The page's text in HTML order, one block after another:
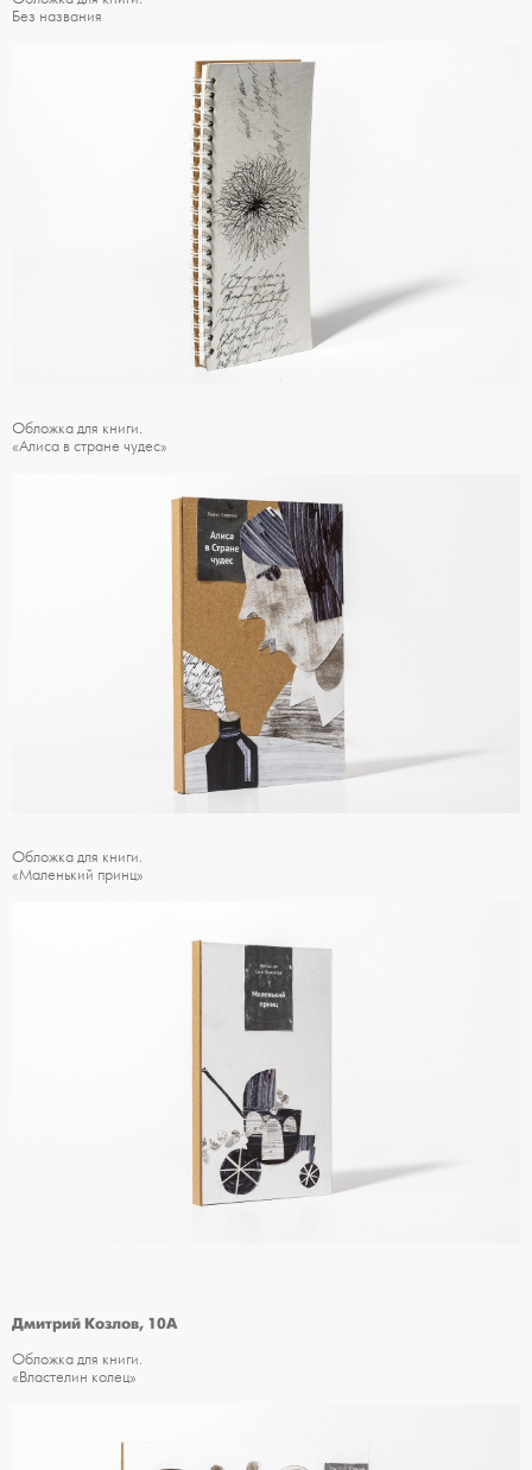
Без названия
Обложка для книги.
«Алиса в стране чудес»
Обложка для книги.
«Маленький принц»
Дмитрий Козлов, 10А
Обложка для книги.
«Властелин колец»